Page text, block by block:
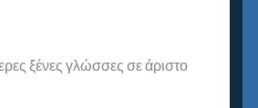
ξένες γλώσσες σε άριστο